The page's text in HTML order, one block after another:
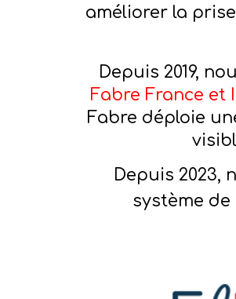
améliorer la
Depuis 2019,
Fabre France et
Fabre déploie
Depuis 2023,
système